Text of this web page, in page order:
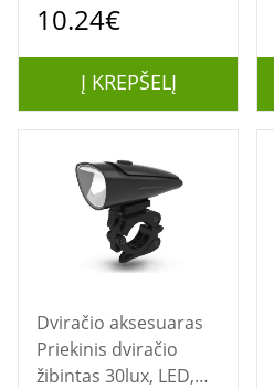
10.24€
Į KREPŠELĮ
Dviračio aksesuaras
Priekinis dviračio
žibintas 30lux, LED,